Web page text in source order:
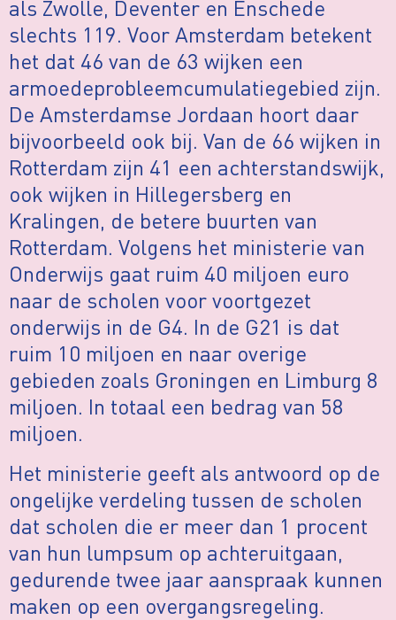
als Zwolle, Deventer en Enschede
slechts 119. Voor Amsterdam betekent
het dat 46 van de 63 wijken een
armoedeprobleemcumulatiegebied zijn.
De Amsterdamse Jordaan hoort daar
bijvoorbeeld ook bij. Van de 66 wijken in
Rotterdam zijn 41 een achterstandswijk,
ook wijken in Hillegersberg en
Kralingen, de betere buurten van
Rotterdam. Volgens het ministerie van
Onderwijs gaat ruim 40 miljoen euro
naar de scholen voor voortgezet
onderwijs in de G4. In de G21 is dat
ruim 10 miljoen en naar overige
gebieden zoals Groningen en Limburg 8
miljoen. In totaal een bedrag van 58
miljoen.
Het ministerie geeft als antwoord op de
ongelijke verdeling tussen de scholen
dat scholen die er meer dan 1 procent
van hun lumpsum op achteruitgaan,
gedurende twee jaar aanspraak kunnen
maken op een overgangsregeling.